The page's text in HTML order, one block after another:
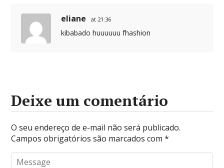
eliane at 21:36
kibabado huuuuuu fhashion
Deixe um comentário
O seu endereço de e-mail não será publicado.
Campos obrigatórios são marcados com*